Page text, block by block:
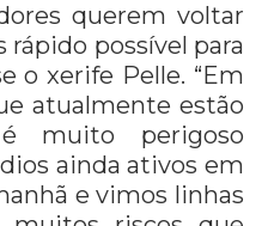
querem voltar
rápido possível para
o xerife Pelle. “Em
atualmente estão
é muito perigoso
ainda ativos em
e vimos linhas